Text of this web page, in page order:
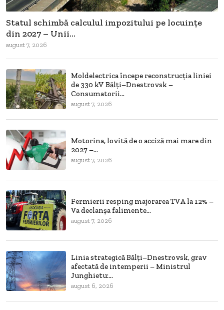
Statul schimbă calculul impozitului pe locuințe
din 2027 – Unii...
august 7, 2026
Moldelectrica începe reconstrucția liniei
de 330 kV Bălți–Dnestrovsk –
Consumatorii...
august 7, 2026
Motorina, lovită de o acciză mai mare din
2027 –...
august 7, 2026
Fermierii resping majorarea TVA la 12% –
Va declanșa falimente...
august 7, 2026
Linia strategică Bălți–Dnestrovsk, grav
afectată de intemperii – Ministrul
Junghietu:...
august 6, 2026